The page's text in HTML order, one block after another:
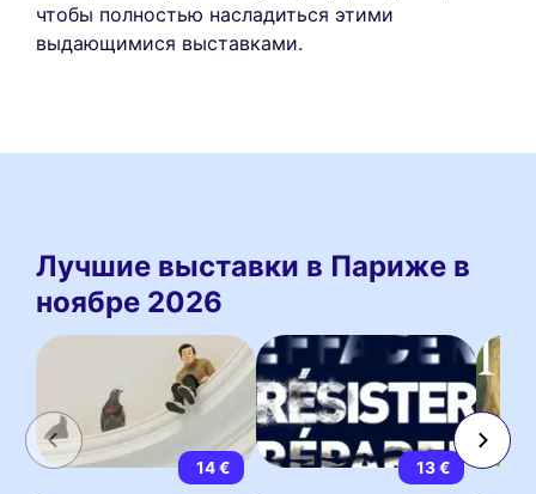
чтобы полностью насладиться этими
выдающимися выставками.
Лучшие выставки в Париже в
ноябре 2026
14 € 13 €